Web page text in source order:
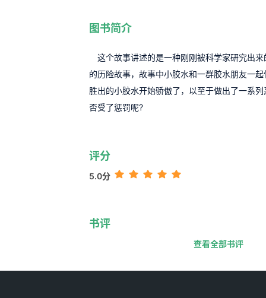
图书简介
这个故事讲述的是一种刚刚被科学家研究出
的历险故事，故事中小胶水和一群胶水朋友一
胜出的小胶水开始骄傲了，以至于做出了一系
否受了惩罚呢?
评分
5.0分
书评
查看全部书评